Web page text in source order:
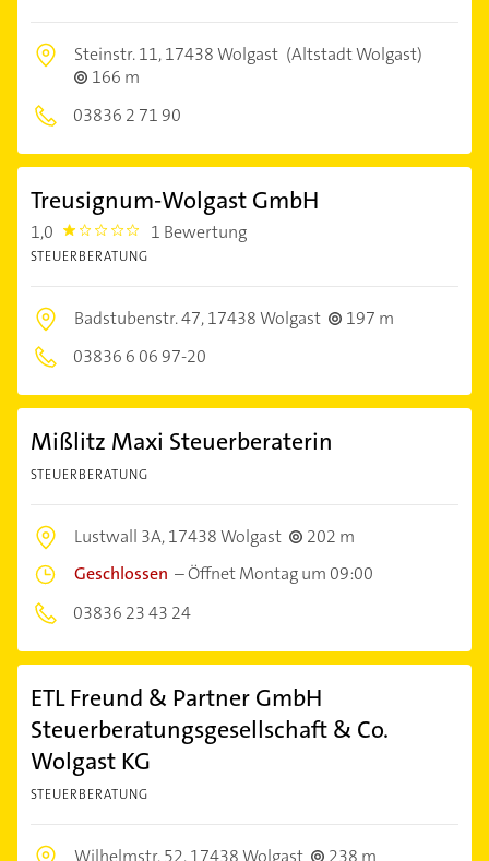
Steinstr. 11,17438 Wolgast (Altstadt Wolgast)
166 m
03836 2 71 90
Treusignum-Wolgast GmbH
1,0 1.0 1 Bewertung
STEUERBERATUNG
Badstubenstr. 47,17438 Wolgast
197 m
03836 6 06 97-20
Mißlitz Maxi Steuerberaterin
STEUERBERATUNG
Lustwall 3A,17438 Wolgast
202 m
Geschlossen –Öffnet Montag um 09:00
03836 23 43 24
ETL Freund & Partner GmbH
Steuerberatungsgesellschaft & Co.
Wolgast KG
STEUERBERATUNG
Wilhelmstr. 52, 17438 Wolgast 238 m